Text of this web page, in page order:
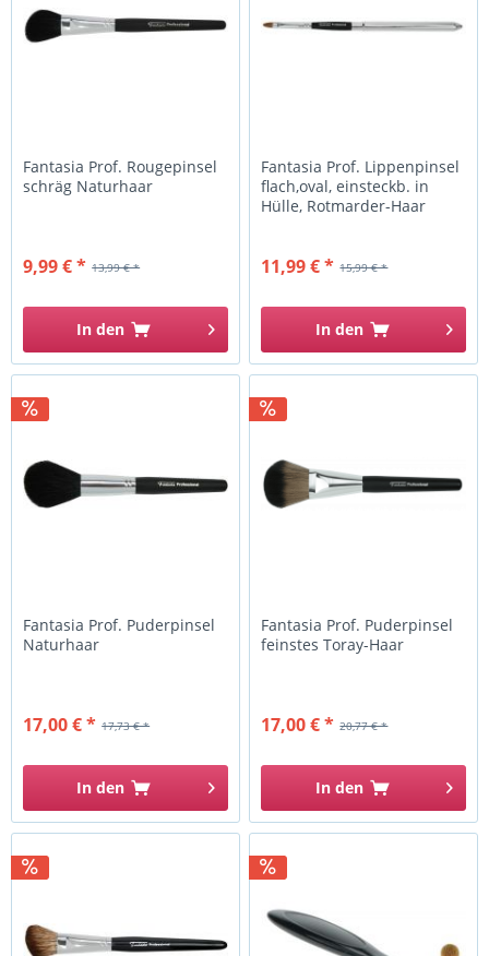
Fantasia Prof. Rougepinsel
schräg Naturhaar
13,99 € *
9,99 € *
In den
Fantasia Prof. Lippenpinsel
flach,oval, einsteckb. in
Hülle, Rotmarder-Haar
15,99 € *
11,99 € *
In den
Fantasia Prof. Puderpinsel
Naturhaar
17,73 € *
17,00 € *
In den
Fantasia Prof. Puderpinsel
feinstes Toray-Haar
20,77 € *
17,00 € *
In den